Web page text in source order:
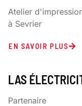
Atelier
à Sevrier
EN SAVOIR PLUS
LAS
Partenaire